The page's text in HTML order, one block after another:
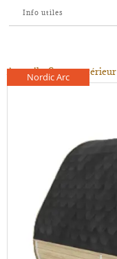
Info utiles
Accueil»Sauna extérieur
Nordic Arc